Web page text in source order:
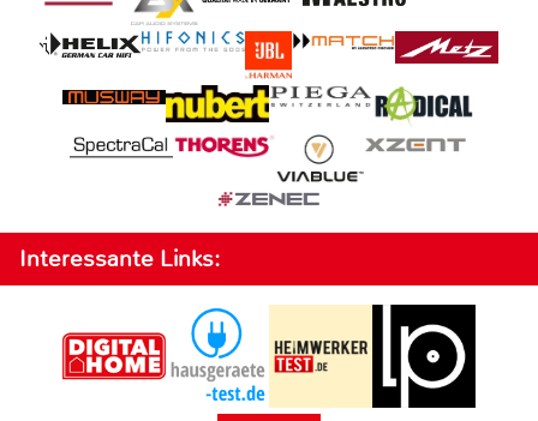
Interessante Links: